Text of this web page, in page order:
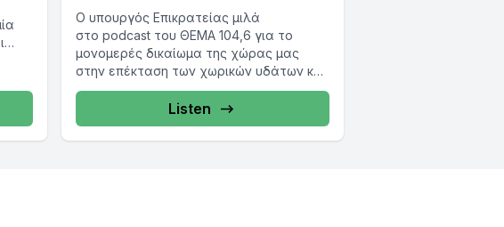
Ο υπουργός Επικρατείας μιλά
στο podcast του ΘΕΜΑ 104,6 για το
μονομερές δικαίωμα της χώρας μας
στην επέκταση των χωρικών υδάτων και
την προοπτική...
Listen